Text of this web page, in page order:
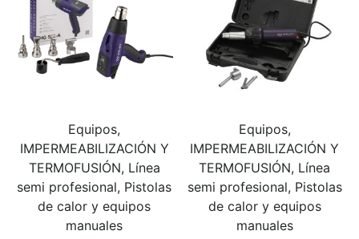
Equipos,
IMPERMEABILIZACIÓN Y
TERMOFUSIÓN, Línea
semi profesional, Pistolas
de calor y equipos
manuales
Equipos,
IMPERMEABILIZACIÓN Y
TERMOFUSIÓN, Línea
semi profesional, Pistolas
de calor y equipos
manuales